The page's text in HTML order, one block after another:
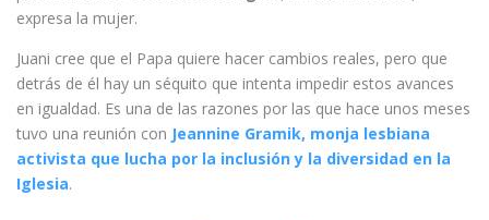
expresa la mujer.
Juani cree que el Papa quiere hacer cambios reales, pero que
detrás de él hay un séquito que intenta impedir estos avances
en igualdad. Es una de las razones por las que hace unos meses
tuvo una reunión con Jeannine Gramik, monja lesbiana
activista que lucha por la inclusión y la diversidad en la
Iglesia.